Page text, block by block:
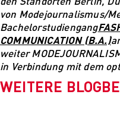
von Modejournalismus/
Bachelorstudiengang
COMMUNICATION (B.A.)
weiter
in Verbindung mit dem
WEITERE